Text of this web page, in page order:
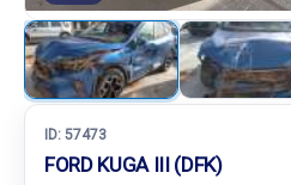
ID: 57473
FORD KUGA III (DFK)